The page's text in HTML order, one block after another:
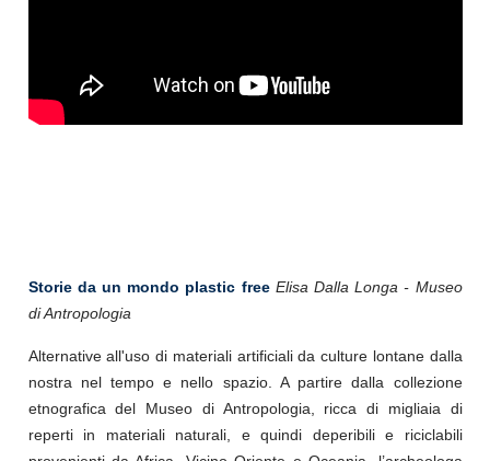
Storie da un mondo plastic free Elisa Dalla Longa - Museo
di Antropologia
Alternative all'uso di materiali artificiali da culture lontane dalla
nostra nel tempo e nello spazio. A partire dalla collezione
etnografica del Museo di Antropologia, ricca di migliaia di
reperti in materiali naturali, e quindi deperibili e riciclabili